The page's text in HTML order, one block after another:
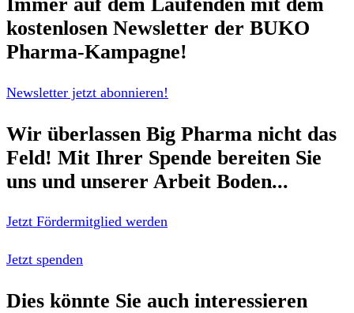
kostenlosen Newsletter der BUKO
Pharma-Kampagne!
Newsletter jetzt abonnieren!
Wir überlassen Big Pharma nicht das
Feld! Mit Ihrer Spende bereiten Sie
uns und unserer Arbeit Boden...
Jetzt Fördermitglied werden
Jetzt spenden
Dies könnte Sie auch interessieren